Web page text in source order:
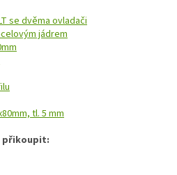
se dvěma ovladači
jádrem
tl. 5 mm
přikoupit: